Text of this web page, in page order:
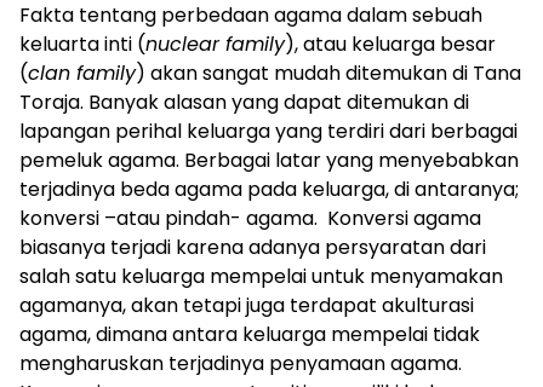
Fakta tentang perbedaan agama dalam sebuah
keluarta inti (nuclear family), atau keluarga besar
(clan family) akan sangat mudah ditemukan di Tana
Toraja. Banyak alasan yang dapat ditemukan di
lapangan perihal keluarga yang terdiri dari berbagai
pemeluk agama. Berbagai latar yang menyebabkan
terjadinya beda agama pada keluarga, di antaranya;
konversi –atau pindah- agama. Konversi agama
biasanya terjadi karena adanya persyaratan dari
salah satu keluarga mempelai untuk menyamakan
agamanya, akan tetapi juga terdapat akulturasi
agama, dimana antara keluarga mempelai tidak
mengharuskan terjadinya penyamaan agama.